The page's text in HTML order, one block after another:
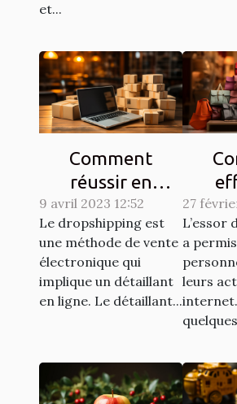
et...
Comment
réussir en
dropshipping ?
9 avril 2023 12:52
Le dropshipping est
une méthode de vente
électronique qui
implique un détaillant
en ligne. Le détaillant...
des
27
L’essor
a
leurs